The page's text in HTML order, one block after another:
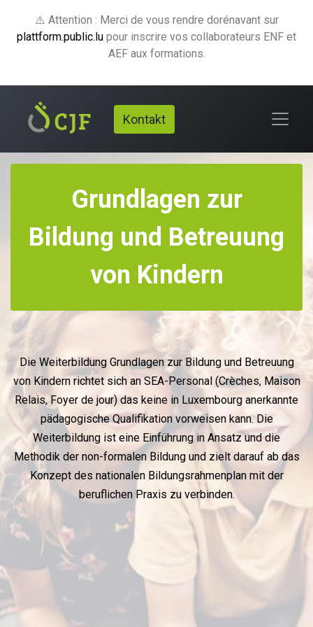
⚠️ Attention : Merci de vous rendre dorénavant sur
plattform.public.lu pour inscrire vos collaborateurs ENF et
AEF aux formations.
Kontakt
Grundlagen zur
Bildung und Betreuung
von Kindern
Die Weiterbildung Grundlagen zur Bildung und Betreuung
von Kindern richtet sich an SEA-Personal (Crèches, Maison
Relais, Foyer de jour) das keine in Luxembourg anerkannte
pädagogische Qualifikation vorweisen kann. Die
Weiterbildung ist eine Einführung in Ansatz und die
Methodik der non-formalen Bildung und zielt darauf ab das
Konzept des nationalen Bildungsrahmenplan mit der
beruflichen Praxis zu verbinden.